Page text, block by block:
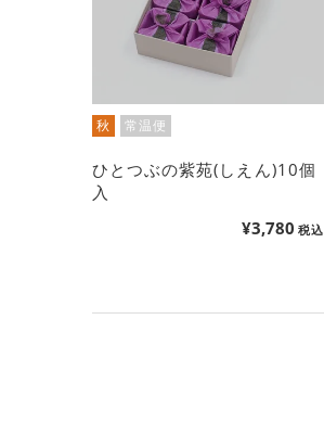
秋 常温便
ひとつぶの紫苑(しえん)10個
入
¥3,780 税込